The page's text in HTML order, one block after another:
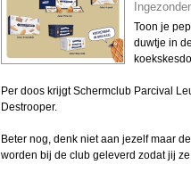
Toon je
duwtje in
Per doos krijgt Schermclub Parcival
Destrooper.
Beter nog, denk niet aan jezelf maar
worden bij de club geleverd zodat jij